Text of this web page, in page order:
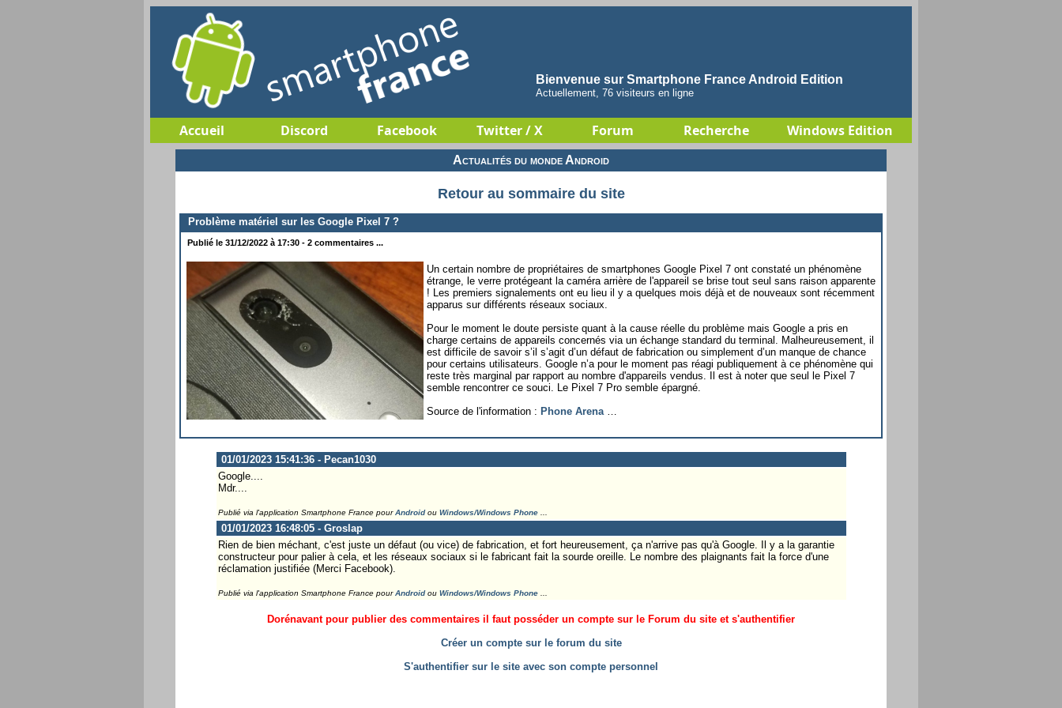
Bienvenue sur Smartphone France Android Edition
Actuellement, 76 visiteurs en ligne
Accueil Discord Facebook Twitter / X Forum Recherche Windows Edition
Actualités du monde Android
Retour au sommaire du site
Problème matériel sur les Google Pixel 7 ?
Publié le 31/12/2022 à 17:30 - 2 commentaires ...
Un certain nombre de propriétaires de smartphones Google Pixel 7 ont constaté un phénomène
étrange, le verre protégeant la caméra arrière de l'appareil se brise tout seul sans raison apparente
! Les premiers signalements ont eu lieu il y a quelques mois déjà et de nouveaux sont récemment
apparus sur différents réseaux sociaux.
Pour le moment le doute persiste quant à la cause réelle du problème mais Google a pris en
charge certains de appareils concernés via un échange standard du terminal. Malheureusement, il
est difficile de savoir s’il s’agit d’un défaut de fabrication ou simplement d’un manque de chance
pour certains utilisateurs. Google n’a pour le moment pas réagi publiquement à ce phénomène qui
reste très marginal par rapport au nombre d'appareils vendus. Il est à noter que seul le Pixel 7
semble rencontrer ce souci. Le Pixel 7 Pro semble épargné.
Source de l'information : Phone Arena
01/01/2023 15:41:36 - Pecan1030
Google....
Mdr....
Publié via l'application Smartphone France pourAndroidou Windows/Windows Phone...
01/01/2023 16:48:05 - Groslap
Rien de bien méchant, c'est juste un défaut (ou vice) de fabrication, et fort heureusement, ça n'arrive pas qu'à Google. Il y a la garantie
constructeur pour palier à cela, et les réseaux sociaux si le fabricant fait la sourde oreille. Le nombre des plaignants fait la force d'une
réclamation justifiée (Merci Facebook).
Publié via l'application Smartphone France pourAndroidou Windows/Windows Phone...
Dorénavant pour publier des commentaires il faut posséder un compte sur le Forum du site et s'authentifier
Créer un compte sur le forum du site
S'authentifier sur le site avec son compte personnel